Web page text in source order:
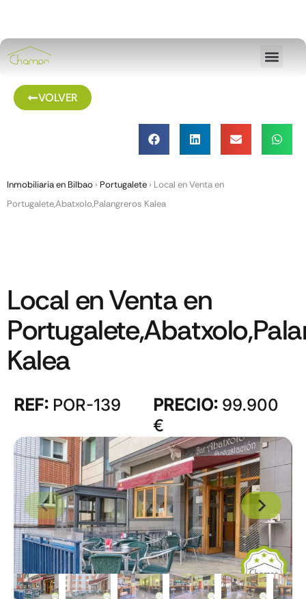
VOLVER
Inmobiliaria en Bilbao › Portugalete › Local en Venta en
Portugalete,Abatxolo,Palangreros Kalea
Local en Venta en
Kalea
REF: POR-139 PRECIO: 99.900
€